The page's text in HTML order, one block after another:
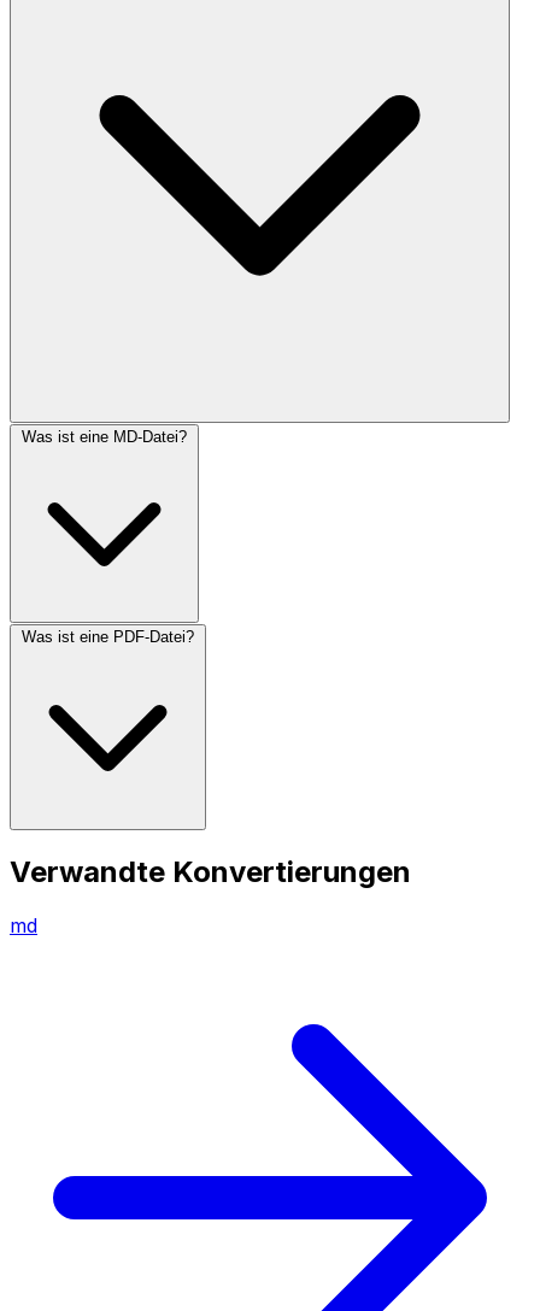
Was ist eine MD-Datei?
Was ist eine PDF-Datei?
Verwandte Konvertierungen
md